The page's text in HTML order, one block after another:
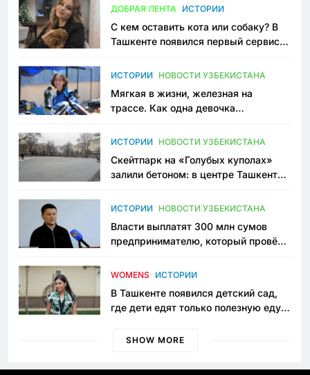
ДОБРАЯ ЛЕНТА ИСТОРИИ
С кем оставить кота или собаку? В
Ташкенте появился первый сервис
ИСТОРИИ НОВОСТИ УЗБЕКИСТАНА
Мягкая в жизни, железная на
трассе. Как одна девочка
Узбекистане
ИСТОРИИ НОВОСТИ УЗБЕКИСТАНА
Скейтпарк на «Голубых куполах»
залили бетоном: в центре Ташкента
пространство
ИСТОРИИ НОВОСТИ УЗБЕКИСТАНА
Власти выплатят 300 млн сумов
предпринимателю, который провёл
приговору
WOMENS ИСТОРИИ
В Ташкенте появился детский сад,
где дети едят только полезную еду.
просить «кашу без сахара»
SHOW MORE